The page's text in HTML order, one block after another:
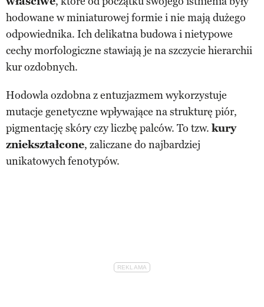
hodowane w miniaturowej formie i nie mają dużego
odpowiednika. Ich delikatna budowa i nietypowe
cechy morfologiczne stawiają je na szczycie hierarchii
kur ozdobnych.
Hodowla ozdobna z entuzjazmem wykorzystuje
mutacje genetyczne wpływające na strukturę piór,
pigmentację skóry czy liczbę palców. To tzw. kury
zniekształcone, zaliczane do najbardziej
unikatowych fenotypów.